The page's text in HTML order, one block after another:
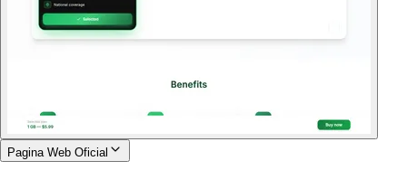
Pagina Web Oficial